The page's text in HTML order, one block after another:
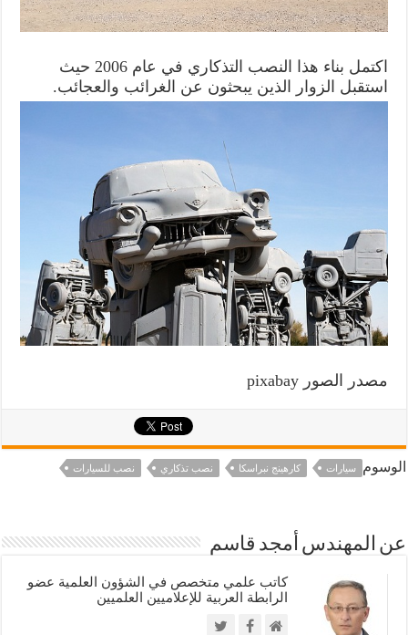
اكتمل بناء هذا النصب التذكاري في عام 2006 حيث
استقبل الزوار الذين يبحثون عن الغرائب والعجائب.
مصدر الصور pixabay
الوسوم سيارات كارهينج نبراسكا نصب تذكاري نصب للسيارات
عن المهندس أمجد قاسم
كاتب علمي متخصص في الشؤون العلمية عضو
الرابطة العربية للإعلاميين العلميين